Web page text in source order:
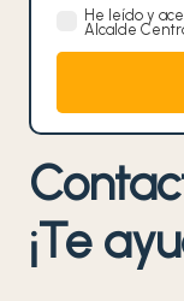
He leído y
Alcalde
¡Te